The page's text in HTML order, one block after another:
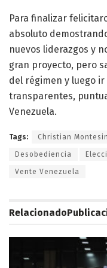
Para finalizar
absoluto
nuevos liderazgos y
gran proyecto, pero
del régimen y luego
transparentes,
Venezuela.
Tags: Christian
Desobediencia
Vente Venezuela
Relacionado